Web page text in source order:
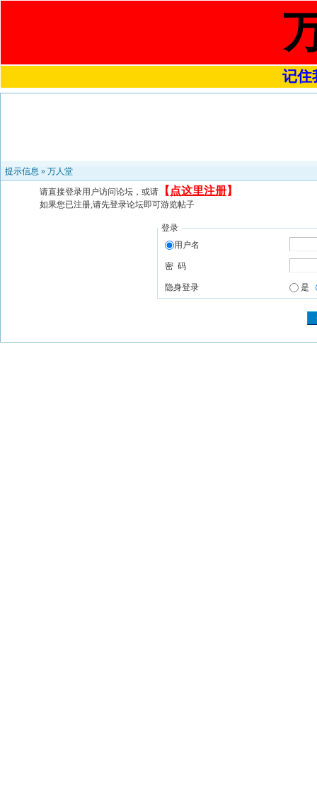
记住
提示信息 » 万人堂
请直接登录用户访问论坛，或请 【 点这里注册】
如果您已注册,请先登录论坛即可游览帖子
登录
用户名
密 码
隐身登录 是